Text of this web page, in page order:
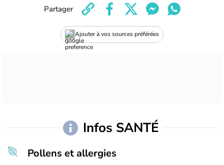
Ajouter à vos sources préférées
Partager
Infos SANTÉ
Pollens et allergies